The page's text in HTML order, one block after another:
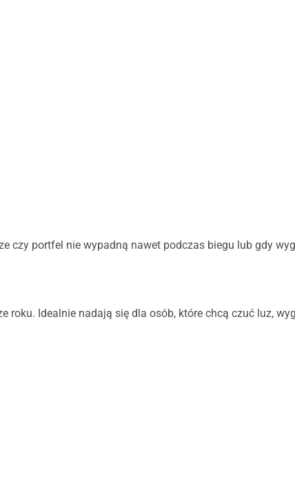
czy portfel nie wypadną nawet podczas biegu lub gdy
roku. Idealnie nadają się dla osób, które chcą czuć luz,